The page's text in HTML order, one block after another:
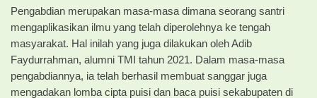
Pengabdian merupakan masa-masa dimana seorang santri
mengaplikasikan ilmu yang telah diperolehnya ke tengah
masyarakat. Hal inilah yang juga dilakukan oleh Adib
Faydurrahman, alumni TMI tahun 2021. Dalam masa-masa
pengabdiannya, ia telah berhasil membuat sanggar juga
mengadakan lomba cipta puisi dan baca puisi sekabupaten di